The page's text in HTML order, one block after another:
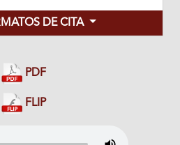
DE CITA
PDF
FLIP